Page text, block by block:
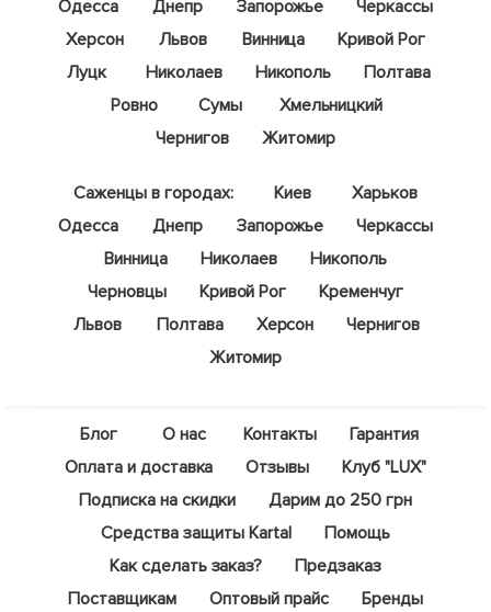
Одесса Днепр Запорожье
Черкассы
Херсон
Львов Винница
Кривой Рог
Луцк
Николаев Никополь
Полтава
Ровно
Сумы
Хмельницкий
Чернигов
Житомир
Саженцы в городах: Киев
Харьков
Одесса
Днепр Запорожье
Черкассы
Винница
Николаев
Никополь
Черновцы
Кривой Рог
Кременчуг
Львов
Полтава Херсон
Чернигов
Житомир
Блог О нас Контакты
Гарантия
Оплата и доставка
Отзывы
Клуб "LUX"
Подписка на скидки
Дарим до 250 грн
Средства защиты Kartal
Помощь
Как сделать заказ?
Предзаказ
Поставщикам
Оптовый прайс Бренды